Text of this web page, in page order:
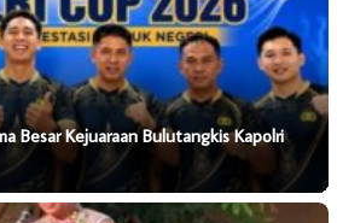
Besar Kejuaraan Bulutangkis Kapolri